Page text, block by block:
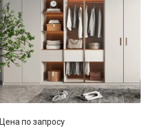
Цена по запросу